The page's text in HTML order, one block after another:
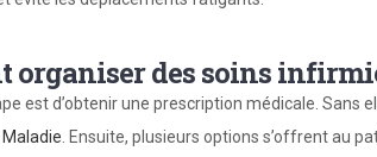
organiser des soins
est d’obtenir une prescription médicale. Sans
. Ensuite, plusieurs options s’offrent au